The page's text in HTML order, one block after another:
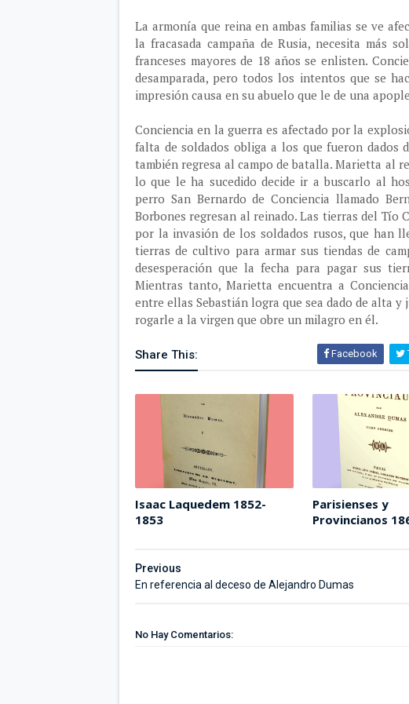
La armonía que reina en ambas familias se ve
la fracasada campaña de Rusia, necesita más
franceses mayores de 18 años se enlisten.
desamparada, pero todos los intentos que se
impresión causa en su abuelo que le de una
Conciencia en la guerra es afectado por la
falta de soldados obliga a los que fueron dados
también regresa al campo de batalla. Marietta al
lo que le ha sucedido decide ir a buscarlo al
perro San Bernardo de Conciencia llamado
Borbones regresan al reinado. Las tierras del Tío
por la invasión de los soldados rusos, que han
tierras de cultivo para armar sus tiendas de
desesperación que la fecha para pagar sus
Mientras tanto, Marietta encuentra a
entre ellas Sebastián logra que sea dado de alta
rogarle a la virgen que obre un milagro en él.
Share This: Facebook
Isaac Laquedem 1852-
1853
Parisienses y
Provincianos
Previous
En referencia al deceso de Alejandro Dumas
No Hay Comentarios: